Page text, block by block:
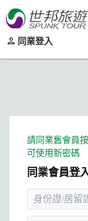
同業登入
同業會員登